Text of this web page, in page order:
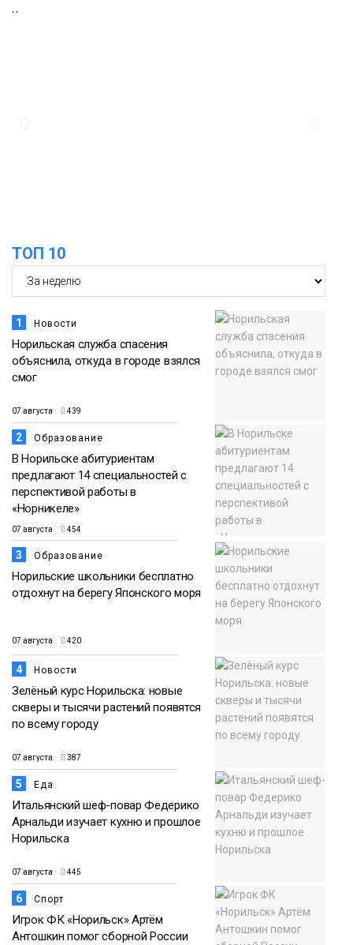
Новости
07 августа
Общество
ТОП 10
1 Новости
Норильская служба спасения
объяснила, откуда в городе взялся
смог
07 августа 439
2 Образование
В Норильске абитуриентам
предлагают 14 специальностей с
перспективой работы в
«Норникеле»
07 августа 454
3 Образование
Норильские школьники бесплатно
отдохнут на берегу Японского моря
07 августа 420
4 Новости
Зелёный курс Норильска: новые
скверы и тысячи растений появятся
по всему городу
07 августа 387
5 Еда
Итальянский шеф-повар Федерико
Арнальди изучает кухню и прошлое
Норильска
07 августа 445
6 Спорт
Игрок ФК «Норильск» Артём
Антошкин помог сборной России